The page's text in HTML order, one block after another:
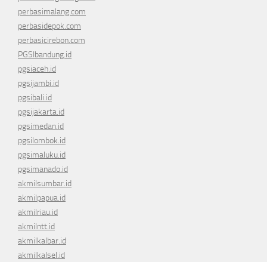
perbasimalang.com
perbasidepok.com
perbasicirebon.com
PGSIbandung.id
pgsiaceh.id
pgsijambi.id
pgsibali.id
pgsijakarta.id
pgsimedan.id
pgsilombok.id
pgsimaluku.id
pgsimanado.id
akmilsumbar.id
akmilpapua.id
akmilriau.id
akmilntt.id
akmilkalbar.id
akmilkalsel.id